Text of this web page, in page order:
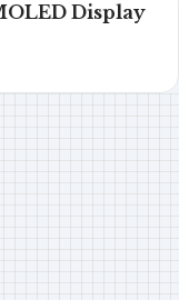
Display